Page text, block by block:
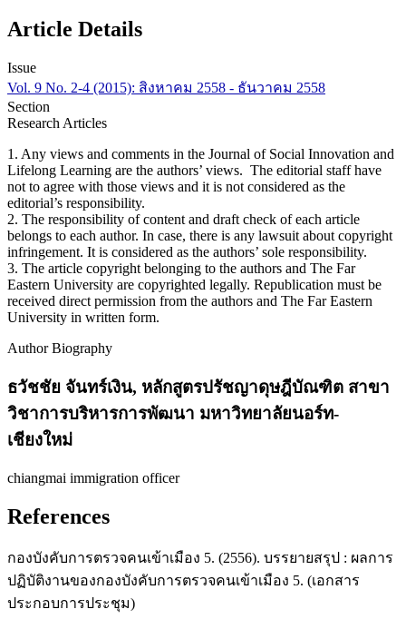
Article Details
Issue
Vol. 9 No. 2-4 (2015): สิงหาคม 2558 - ธันวาคม 2558
Section
Research Articles
1. Any views and comments in the Journal of Social Innovation and
Lifelong Learning are the authors’ views. The editorial staff have
not to agree with those views and it is not considered as the
editorial’s responsibility.
2. The responsibility of content and draft check of each article
belongs to each author. In case, there is any lawsuit about copyright
infringement. It is considered as the authors’ sole responsibility.
3. The article copyright belonging to the authors and The Far
Eastern University are copyrighted legally. Republication must be
received direct permission from the authors and The Far Eastern
University in written form.
Author Biography
ธวัชชัย จันทร์เงิน, หลักสูตรปรัชญาดุษฎีบัณฑิต สาขา
วิชาการบริหารการพัฒนา มหาวิทยาลัยนอร์ท-
เชียงใหม่
chiangmai immigration officer
References
กองบังคับการตรวจคนเข้าเมือง 5. (2556). บรรยายสรุป : ผลการ
ปฏิบัติงานของกองบังคับการตรวจคนเข้าเมือง 5. (เอกสาร
ประกอบการประชุม)